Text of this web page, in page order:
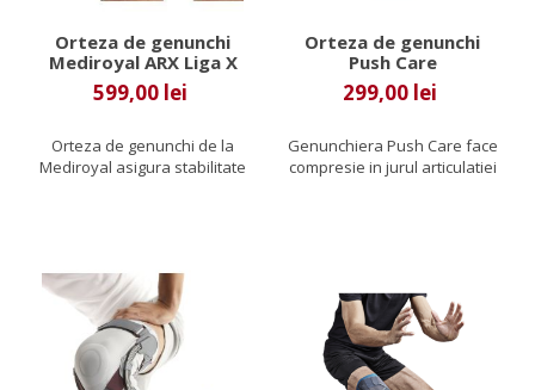
Orteza de genunchi
Mediroyal ARX Liga X
599,00 lei
Orteza de genunchi de la
Mediroyal asigura stabilitate
Orteza de genunchi
Push Care
299,00 lei
Genunchiera Push Care face
compresie in jurul articulatiei